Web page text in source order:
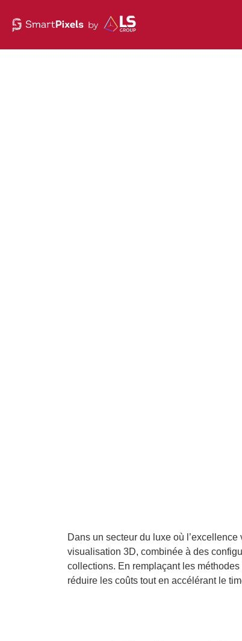
Dans un secteur du luxe où
visualisation 3D, combinée à des
collections. En remplaçant les
réduire les coûts tout en accélérant le